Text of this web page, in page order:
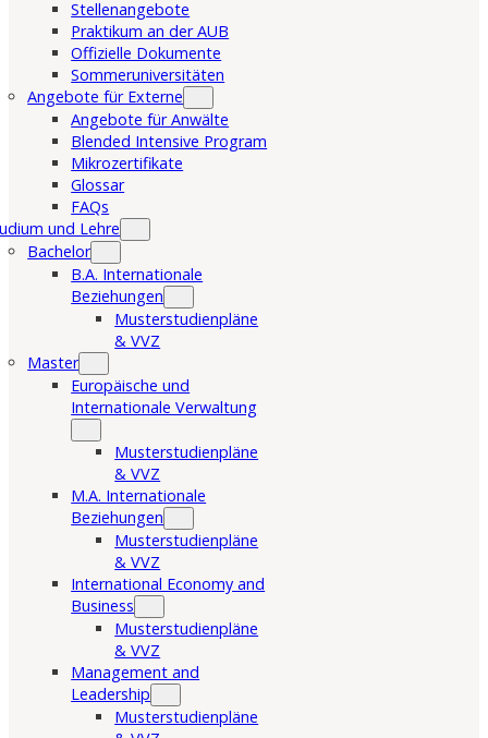
Stellenangebote
Praktikum an der AUB
Offizielle Dokumente
Sommeruniversitäten
Angebote für Externe
Angebote für Anwälte
Blended Intensive Program
Mikrozertifikate
Glossar
FAQs
und Lehre
Bachelor
B.A. Internationale
Beziehungen
Musterstudienpläne
& VVZ
Master
Europäische und
Internationale Verwaltung
Musterstudienpläne
& VVZ
M.A. Internationale
Beziehungen
Musterstudienpläne
& VVZ
International Economy and
Business
Musterstudienpläne
& VVZ
Management and
Leadership
Musterstudienpläne